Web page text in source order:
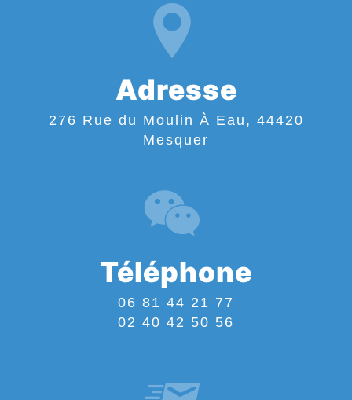
Adresse
276 Rue du Moulin À Eau, 44420
Mesquer
Téléphone
06 81 44 21 77
02 40 42 50 56